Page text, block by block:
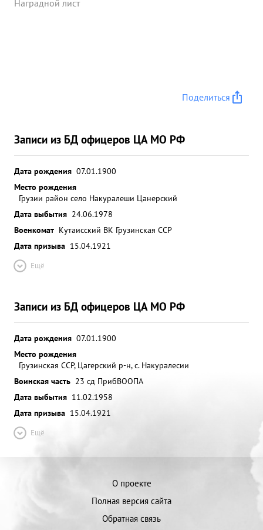
Наградной лист
Поделиться
Записи из БД офицеров ЦА МО РФ
Дата рождения 07.01.1900
Место рождения
Грузии район село Накуралеши Цанерский
Дата выбытия 24.06.1978
Военкомат Кутаисский ВК Грузинская ССР
Дата призыва 15.04.1921
Ещё
Записи из БД офицеров ЦА МО РФ
Дата рождения 07.01.1900
Место рождения
Грузинская ССР, Цагерский р-н, с. Накуралесии
Воинская часть 23 сд ПрибВООПА
Дата выбытия 11.02.1958
Дата призыва 15.04.1921
Ещё
О проекте
Полная версия сайта
Обратная связь